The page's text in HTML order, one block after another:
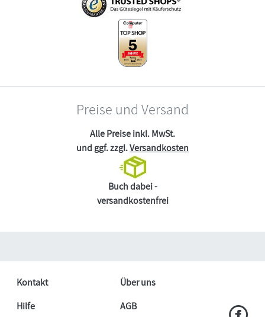
Preise und Versand
Alle Preise inkl. MwSt.
und ggf. zzgl.Versandkosten
Buch dabei -
versandkostenfrei
Kontakt
Über uns
Hilfe
AGB